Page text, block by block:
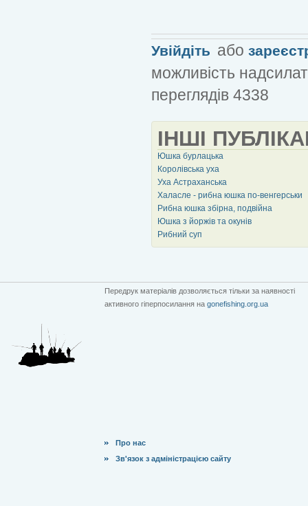
Увійдіть або
можливість
переглядів 4338
ІНШІ
Юшка бурлацька
Королівська уха
Уха Астраханська
Халасле - рибна юшка по-венгерськи
Рибна юшка збірна, подвійна
Юшка з йоржів та окунів
Рибний суп
Передрук матеріалів дозволяється тільки за наявності
активного гіперпосилання на gonefishing.org.ua
Про нас
Зв'язок з адміністрацією сайту